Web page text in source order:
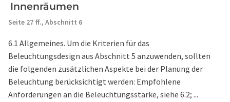
Innenräumen
Seite 27 ff., Abschnitt 6
6.1 Allgemeines. Um die Kriterien für das
Beleuchtungsdesign aus Abschnitt 5 anzuwenden, sollten
die folgenden zusätzlichen Aspekte bei der Planung der
Beleuchtung berücksichtigt werden: Empfohlene
Anforderungen an die Beleuchtungsstärke, siehe 6.2; ...